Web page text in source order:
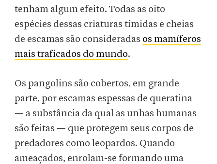
tenham algum efeito. Todas as oito
espécies dessas criaturas tímidas e cheias
de escamas são consideradas os mamíferos
mais traficados do mundo.
Os pangolins são cobertos, em grande
parte, por escamas espessas de queratina
— a substância da qual as unhas humanas
são feitas — que protegem seus corpos de
predadores como leopardos. Quando
ameaçados, enrolam-se formando uma